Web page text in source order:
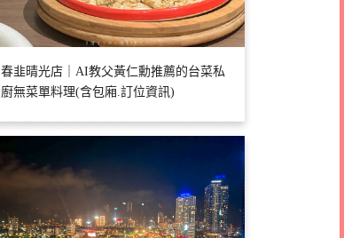
春韭晴光店｜AI教父黃仁勳推薦的台菜私
廚無菜單料理(含包廂.訂位資訊)